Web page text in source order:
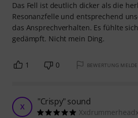
Das Fell ist deutlich dicker als die
Resonanzfelle und entsprechend
das Ansprechverhalten. Es fühlte
gedämpft. Nicht mein Ding.
1 0 BEWERTUNG
X "Crispy" sound